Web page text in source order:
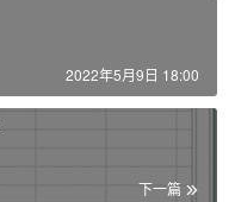
2022年5月9日 18:00
下一篇